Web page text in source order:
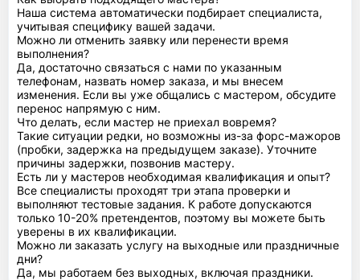
Наша система автоматически подбирает специалиста,
учитывая специфику вашей задачи.
Можно ли отменить заявку или перенести время
выполнения?
Да, достаточно связаться с нами по указанным
телефонам, назвать номер заказа, и мы внесем
изменения. Если вы уже общались с мастером, обсудите
перенос напрямую с ним.
Что делать, если мастер не приехал вовремя?
Такие ситуации редки, но возможны из-за форс-мажоров
(пробки, задержка на предыдущем заказе). Уточните
причины задержки, позвонив мастеру.
Есть ли у мастеров необходимая квалификация и опыт?
Все специалисты проходят три этапа проверки и
выполняют тестовые задания. К работе допускаются
только 10-20% претендентов, поэтому вы можете быть
уверены в их квалификации.
Можно ли заказать услугу на выходные или праздничные
дни?
Да, мы работаем без выходных, включая праздники.